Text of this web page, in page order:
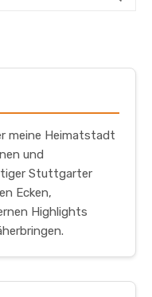
meine Heimatstadt
und
Stuttgarter
Ecken,
Highlights